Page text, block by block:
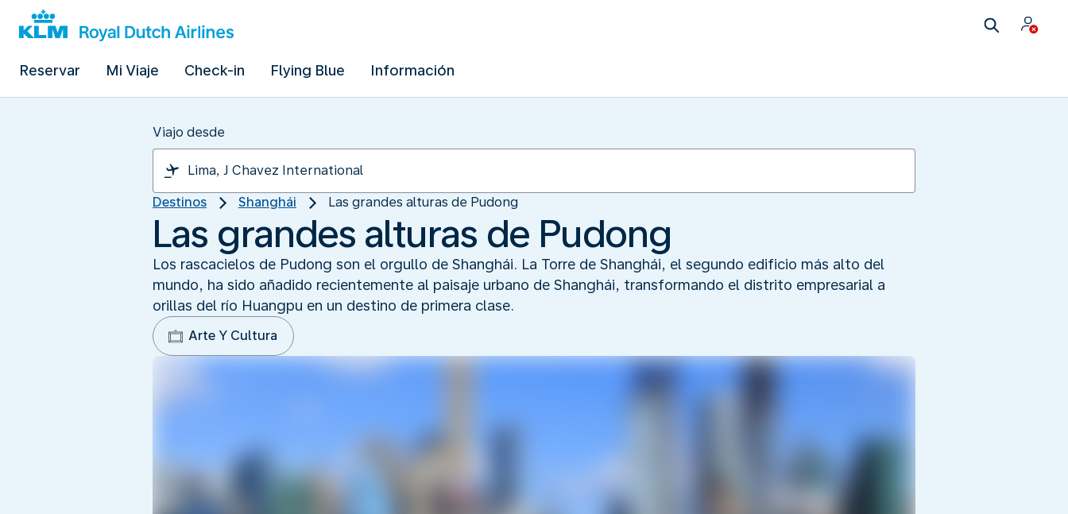
Reservar Mi Viaje Check-in Flying Blue Información
Viajo desde
Destinos Shanghái Las grandes alturas de Pudong
Las grandes alturas de Pudong
Los rascacielos de Pudong son el orgullo de Shanghái. La Torre de Shanghái, el segundo edificio más alto del
mundo, ha sido añadido recientemente al paisaje urbano de Shanghái, transformando el distrito empresarial a
orillas del río Huangpu en un destino de primera clase.
Arte Y Cultura